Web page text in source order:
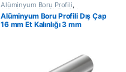
Alüminyum Boru Profili,
Alüminyum Profil En Çok
Satanlar,İndirimli Ürünler
Alüminyum Boru Profili Dış Çap
16 mm Et Kalınlığı 3 mm